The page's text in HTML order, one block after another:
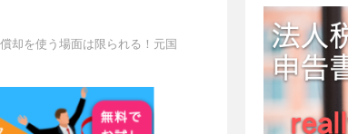
却を使う場面は限られる！元国